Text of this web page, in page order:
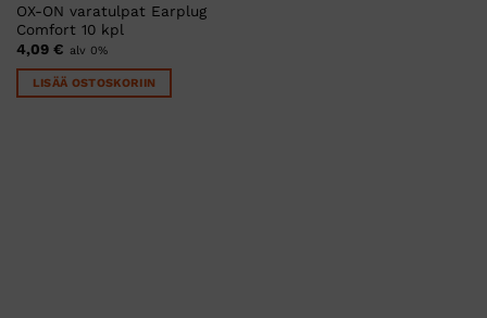
OX-ON varatulpat Earplug
Comfort 10 kpl
4,09 € alv 0%
LISÄÄ OSTOSKORIIN